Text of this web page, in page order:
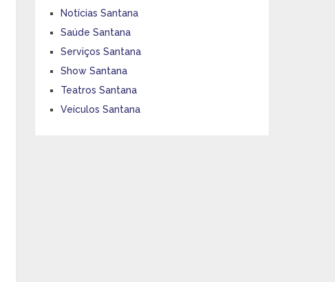
Notícias Santana
Saúde Santana
Serviços Santana
Show Santana
Teatros Santana
Veículos Santana